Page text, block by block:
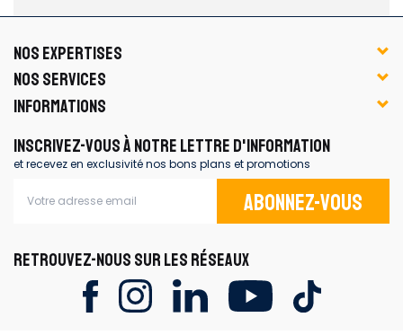
NOS EXPERTISES
NOS SERVICES
INFORMATIONS
INSCRIVEZ-VOUS À NOTRE LETTRE D'INFORMATION
et recevez en exclusivité nos bons plans et promotions
Abonnez-vous
RETROUVEZ-NOUS SUR LES RÉSEAUX